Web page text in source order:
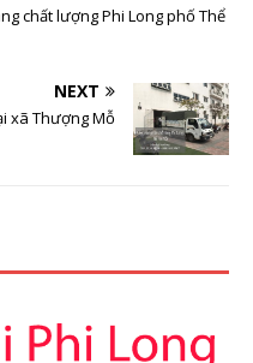
chất lượng Phi Long phố Thể
NEXT
xã Thượng Mỗ